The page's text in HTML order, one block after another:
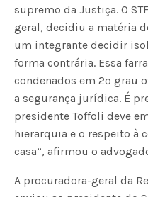
supremo da Justiça. O
geral, decidiu a matéria
um integrante decidir
forma contrária. Essa
condenados em 2º grau
a segurança jurídica. É
presidente Toffoli deve
hierarquia e o respeito à
casa”, afirmou o
A procuradora-geral da